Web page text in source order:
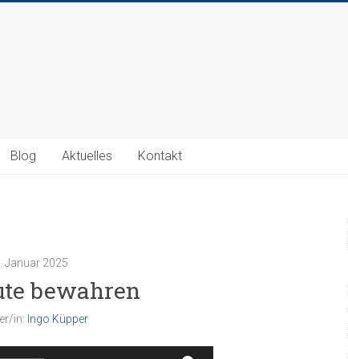
Blog Aktuelles Kontakt
Januar 2025
bewahren
in: Ingo Küpper